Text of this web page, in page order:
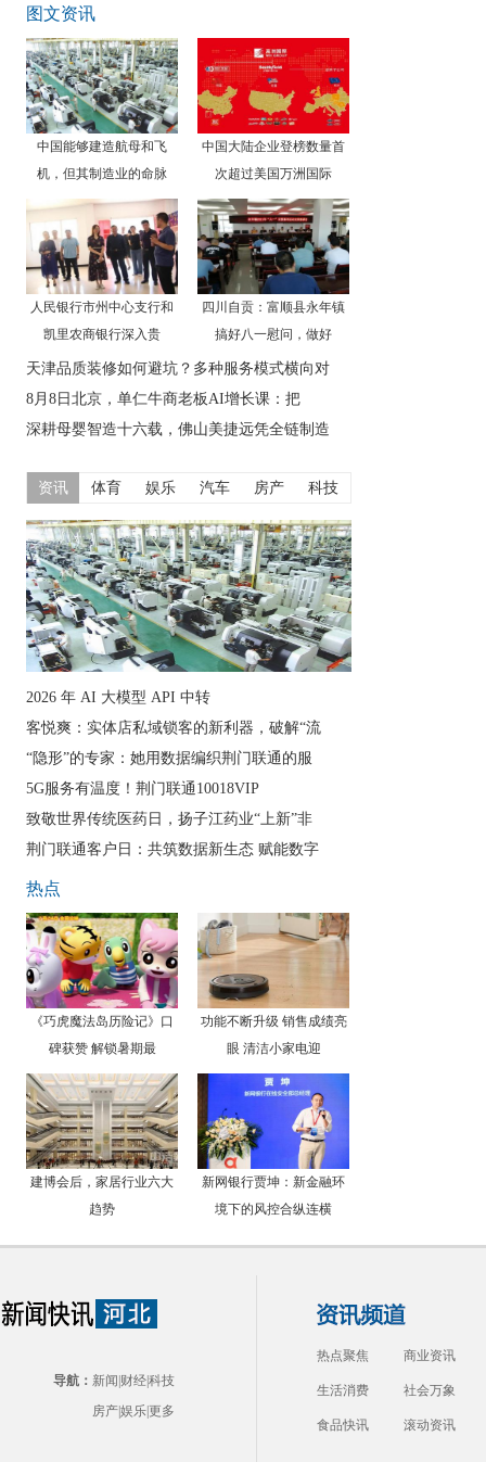
图文资讯
中国能够建造航母和飞
机，但其制造业的命脉
中国大陆企业登榜数量首
次超过美国万洲国际
人民银行市州中心支行和
凯里农商银行深入贵
四川自贡：富顺县永年镇
搞好八一慰问，做好
天津品质装修如何避坑？多种服务模式横向对
8月8日北京，单仁牛商老板AI增长课：把
深耕母婴智造十六载，佛山美捷远凭全链制造
资讯 体育 娱乐 汽车 房产 科技
2026 年 AI 大模型 API 中转
客悦爽：实体店私域锁客的新利器，破解“流
“隐形”的专家：她用数据编织荆门联通的服
5G服务有温度！荆门联通10018VIP
致敬世界传统医药日，扬子江药业“上新”非
荆门联通客户日：共筑数据新生态 赋能数字
热点
《巧虎魔法岛历险记》口
碑获赞 解锁暑期最
功能不断升级 销售成绩亮
眼 清洁小家电迎
建博会后，家居行业六大
趋势
新网银行贾坤：新金融环
境下的风控合纵连横
导航： 新闻 财经科技
房产娱乐更多
热点聚焦 商业资讯
生活消费 社会万象
食品快讯 滚动资讯